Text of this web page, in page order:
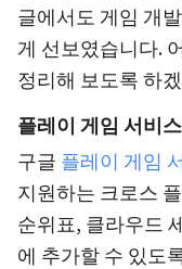
글에서도 게임 개
게 선보였습니다.
정리해 보도록 하
플레이 게임 서비
구글 플레이 게임
지원하는 크로스
순위표, 클라우드
에 추가할 수 있도